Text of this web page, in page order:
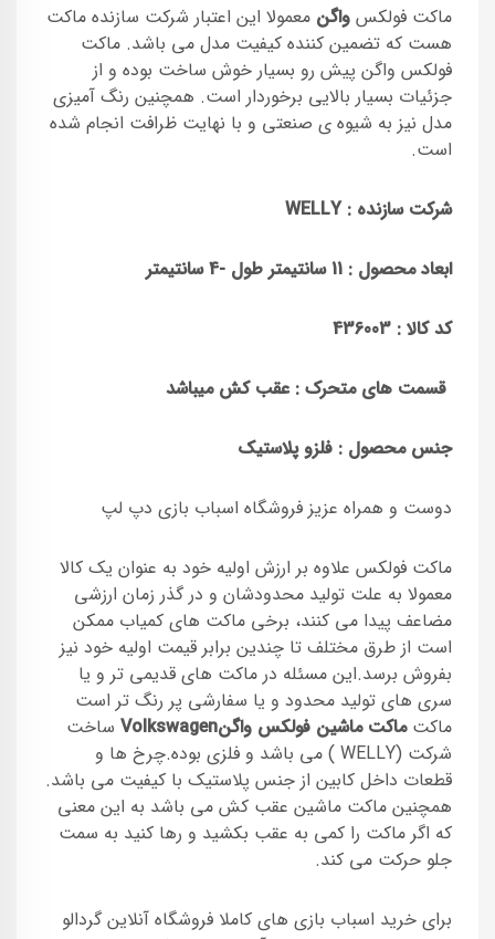
ماکت فولکس واگن معمولا این اعتبار شرکت سازنده ماکت
هست که تضمین کننده کیفیت مدل می باشد. ماکت
فولکس واگن پیش رو بسیار خوش ساخت بوده و از
جزئیات بسیار بالایی برخوردار است. همچنین رنگ آمیزی
مدل نیز به شیوه ی صنعتی و با نهایت ظرافت انجام شده
است.
شرکت سازنده : WELLY
ابعاد محصول : 11 سانتیمتر طول -4 سانتیمتر
کد کالا :
قسمت های متحرک : عقب کش میباشد
جنس محصول : فلزو پلاستیک
دوست و همراه عزیز فروشگاه اسباب بازی دپ لپ
ماکت فولکس علاوه بر ارزش اولیه خود به عنوان یک کالا
معمولا به علت تولید محدودشان و در گذر زمان ارزشی
مضاعف پیدا می کنند، برخی ماکت های کمیاب ممکن
است از طرق مختلف تا چندین برابر قیمت اولیه خود نیز
بفروش برسد.این مسئله در ماکت های قدیمی تر و یا
سری های تولید محدود و یا سفارشی پر رنگ تر است
ماکت ماکت ماشین فولکس واگنVolkswagen
ساخت
شرکت (WELLY ) می باشد و فلزی بوده.چرخ ها و
قطعات داخل کابین از جنس پلاستیک با کیفیت می باشد.
همچنین ماکت ماشین عقب کش می باشد به این معنی
که اگر ماکت را کمی به عقب بکشید و رها کنید به سمت
جلو حرکت می کند.
برای خرید اسباب بازی های کاملا فروشگاه آنلاین گردالو